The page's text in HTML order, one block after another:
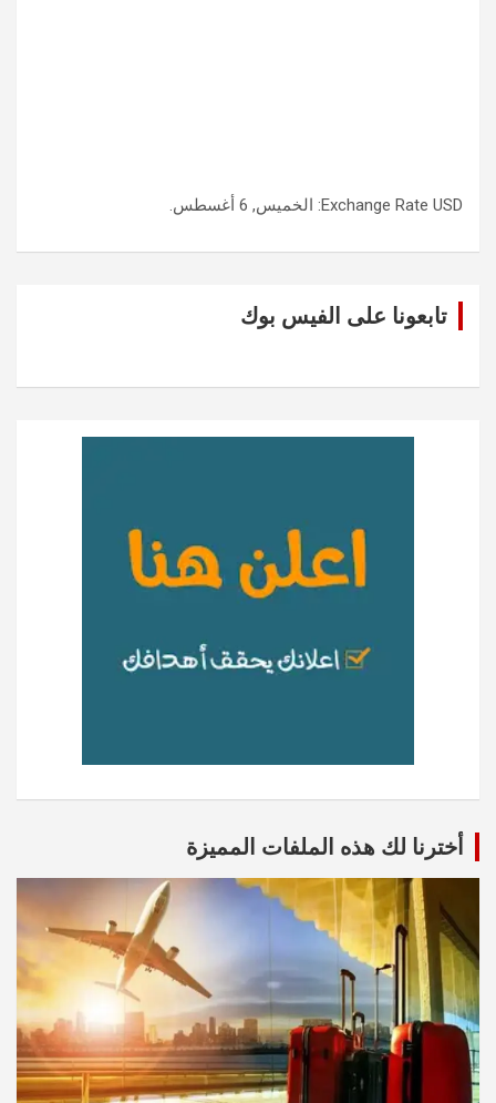
Exchange Rate USD : الخميس, 6 أغسطس.
تابعونا على الفيس بوك
أخترنا لك هذه الملفات المميزة